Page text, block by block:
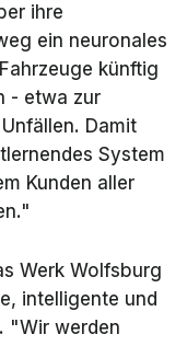
ihre
ein neuronales
künftig
- etwa zur
Damit
System
Kunden aller
Werk Wolfsburg
intelligente und
"Wir werden